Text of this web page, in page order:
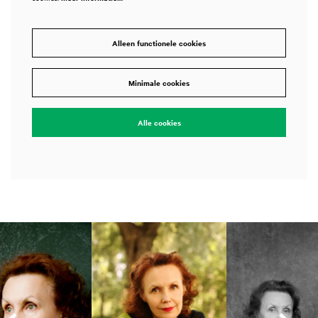
Alleen functionele cookies
Minimale cookies
Alle cookies
Overslaan